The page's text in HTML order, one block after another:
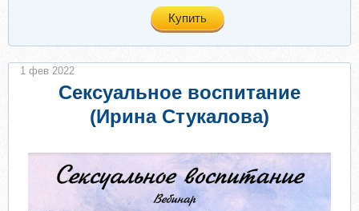
Купить
Сексуальное воспитание
(Ирина Стукалова)
1 фев 2022